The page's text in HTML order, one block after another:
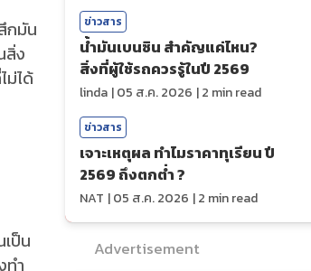
กมัน
สิ่ง
ม่ได้
ป็น
ทำ
ข่าวสาร
น้ำมันเบนซิน สำคัญแค่ไหน?
สิ่งที่ผู้ใช้รถควรรู้ในปี 2569
linda |05 ส.ค. 2026 |2 min read
ข่าวสาร
เจาะเหตุผล ทำไมราคาทุเรียน ปี
2569 ถึงตกต่ำ ?
NAT |05 ส.ค. 2026 |2 min read
Advertisement